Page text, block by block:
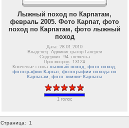
Лыжный поход по Карпатам,
февраль 2005. Фото Карпат, фото
поход по Карпатам, фото лыжный
поход
Дата: 28.01.2010
Владелец: Администратор Галереи
Содержит: 94 элемента
Просмотров: 13124
Ключевые слова лыжный поход фото поход
фотографии Карпат фотографии похода по
Карпатам
фото зимние Карпаты
1 голос
Страница: 1